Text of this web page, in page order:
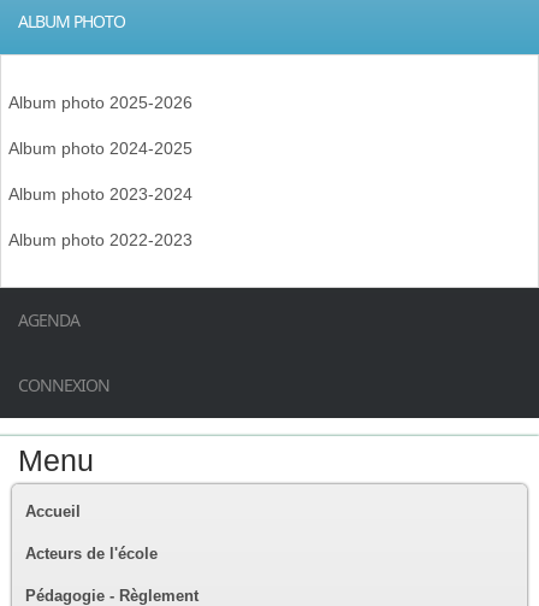
ALBUM PHOTO
Album photo 2025-2026
Album photo 2024-2025
Album photo 2023-2024
Album photo 2022-2023
AGENDA
CONNEXION
Menu
Accueil
Acteurs de l'école
Pédagogie - Règlement